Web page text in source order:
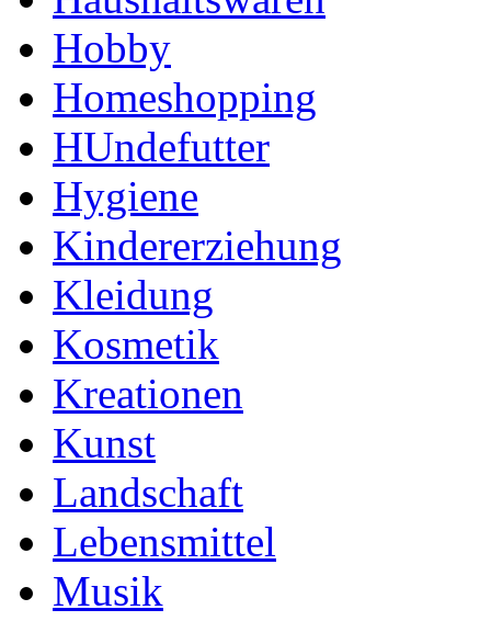
Hobby
Homeshopping
HUndefutter
Hygiene
Kindererziehung
Kleidung
Kosmetik
Kreationen
Kunst
Landschaft
Lebensmittel
Musik